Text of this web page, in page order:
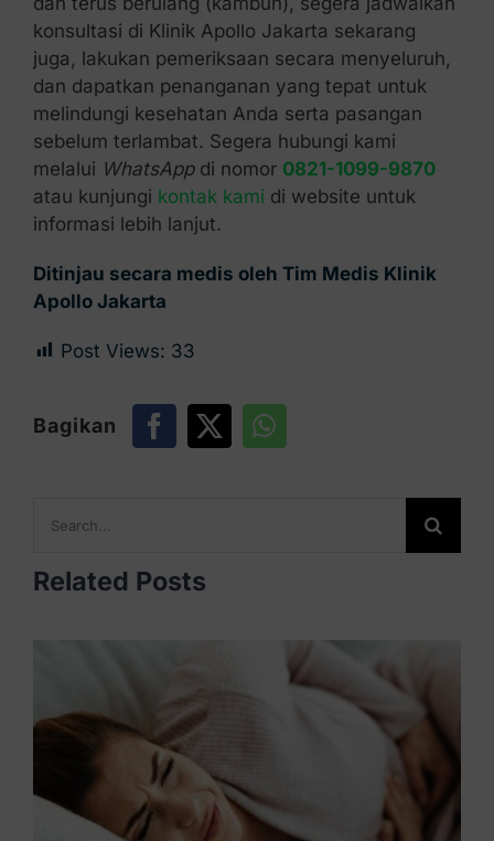
konsultasi di Klinik Apollo Jakarta sekarang
juga, lakukan pemeriksaan secara menyeluruh,
dan dapatkan penanganan yang tepat untuk
melindungi kesehatan Anda serta pasangan
sebelum terlambat. Segera hubungi kami
melalui WhatsAppdi nomor 0821-1099-9870
atau kunjungi kontak kami di website untuk
informasi lebih lanjut.
Ditinjau secara medis oleh Tim Medis Klinik
Apollo Jakarta
Post Views: 33
Bagikan
for:
Related Posts